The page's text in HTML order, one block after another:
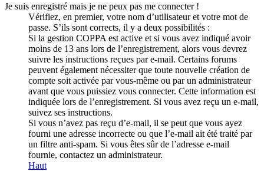
Je suis enregistré mais je ne peux pas me connecter !
Vérifiez, en premier, votre nom d’utilisateur et votre mot de
passe. S’ils sont corrects, il y a deux possibilités :
Si la gestion COPPA est active et si vous avez indiqué avoir
moins de 13 ans lors de l’enregistrement, alors vous devrez
suivre les instructions reçues par e-mail. Certains forums
peuvent également nécessiter que toute nouvelle création de
compte soit activée par vous-même ou par un administrateur
avant que vous puissiez vous connecter. Cette information est
indiquée lors de l’enregistrement. Si vous avez reçu un e-mail,
suivez ses instructions.
Si vous n’avez pas reçu d’e-mail, il se peut que vous ayez
fourni une adresse incorrecte ou que l’e-mail ait été traité par
un filtre anti-spam. Si vous êtes sûr de l’adresse e-mail
fournie, contactez un administrateur.
Haut